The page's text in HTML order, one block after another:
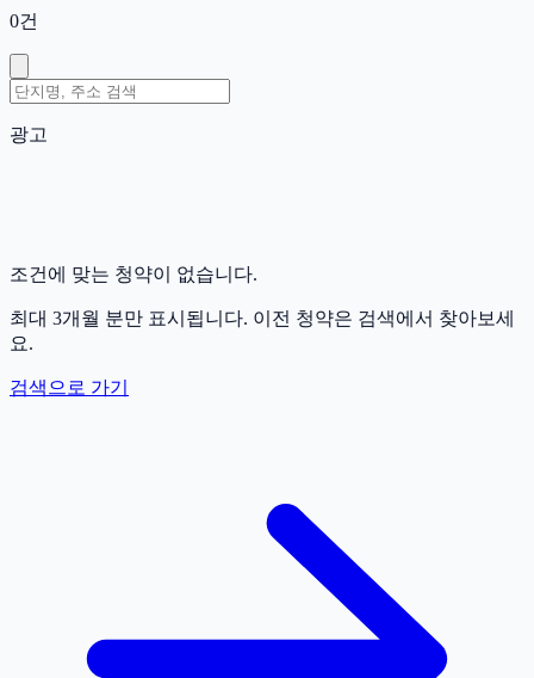
0건
광고
조건에 맞는 청약이 없습니다.
최대 3개월 분만 표시됩니다. 이전 청약은 검색에서 찾아보세
요.
검색으로 가기